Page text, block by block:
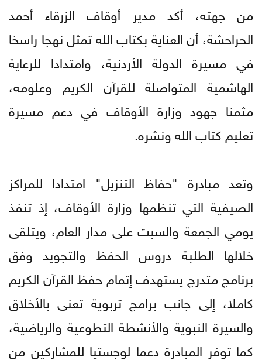
من جهته، أكد مدير أوقاف الزرقاء أحمد
الحراحشة، أن العناية بكتاب الله تمثل نهجا راسخا
في مسيرة الدولة الأردنية، وامتدادا للرعاية
الهاشمية المتواصلة للقرآن الكريم وعلومه،
مثمنا جهود وزارة الأوقاف في دعم مسيرة
تعليم كتاب الله ونشره.
وتعد مبادرة "حفاظ التنزيل" امتدادا للمراكز
الصيفية التي تنظمها وزارة الأوقاف، إذ تنفذ
يومي الجمعة والسبت على مدار العام، ويتلقى
خلالها الطلبة دروس الحفظ والتجويد وفق
برنامج متدرج يستهدف إتمام حفظ القرآن الكريم
كاملا، إلى جانب برامج تربوية تعنى بالأخلاق
والسيرة النبوية والأنشطة التطوعية والرياضية،
كما توفر المبادرة دعما لوجستيا للمشاركين من